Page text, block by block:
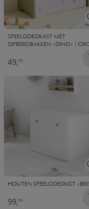
SPEELGOEDKAST MET
OPBERGBAKKEN «DINO» |
49,95
HOUTEN SPEELGOEDKIST
99,95